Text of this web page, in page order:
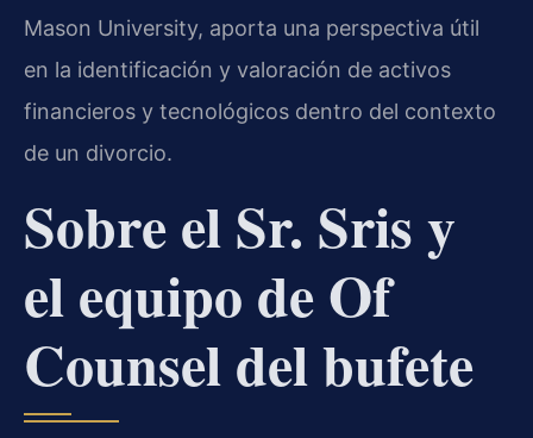
Mason University, aporta una perspectiva útil
en la identificación y valoración de activos
financieros y tecnológicos dentro del contexto
de un divorcio.
Sobre el Sr. Sris y
el equipo de Of
Counsel del bufete